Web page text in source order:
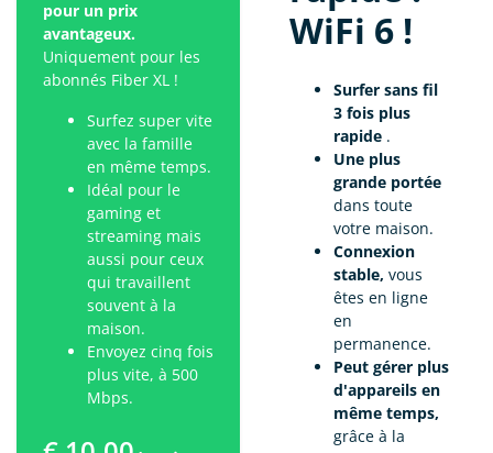
pour un prix
avantageux.
Uniquement pour les
abonnés Fiber XL !
Surfez super vite
avec la famille
en même temps.
Idéal pour le
gaming et
streaming mais
aussi pour ceux
qui travaillent
souvent à la
maison.
Envoyez cinq fois
plus vite, à 500
Mbps.
WiFi 6 !
Surfer sans fil
3 fois plus
rapide .
Une plus
grande portée
dans toute
votre maison.
Connexion
stable, vous
êtes en ligne
en
permanence.
Peut gérer plus
d'appareils en
même temps,
grâce à la